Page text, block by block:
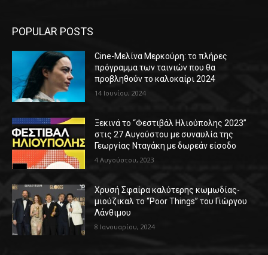
POPULAR POSTS
Cine-Μελίνα Μερκούρη: το πλήρες
πρόγραμμα των ταινιών που θα
προβληθούν το καλοκαίρι 2024
14 Ιουνίου, 2024
Ξεκινά το “Φεστιβάλ Ηλιούπολης 2023”
στις 27 Αυγούστου με συναυλία της
Γεωργίας Νταγάκη με δωρεάν είσοδο
4 Αυγούστου, 2023
Χρυσή Σφαίρα καλύτερης κωμωδίας-
μιούζικαλ το “Poor Things” του Γιώργου
Λάνθιμου
8 Ιανουαρίου, 2024